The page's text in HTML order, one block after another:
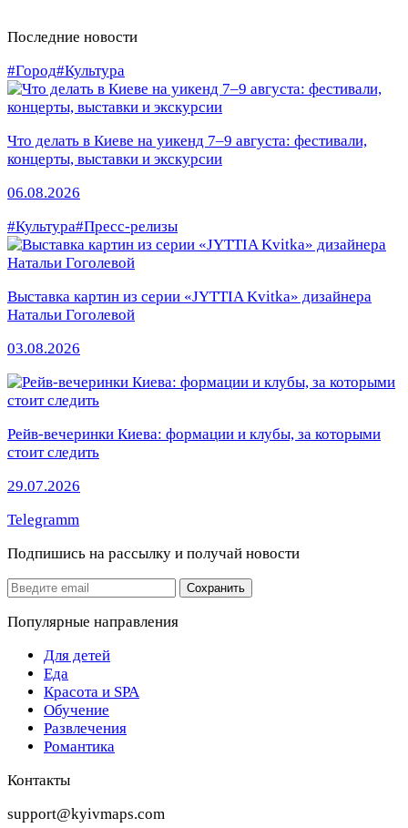
Последние новости
#Город#Культура
Что делать в Киеве на уикенд 7–9 августа: фестивали,
концерты, выставки и экскурсии
06.08.2026
#Культура#Пресс-релизы
Выставка картин из серии «JYTTIA Kvitka» дизайнера
Натальи Гоголевой
03.08.2026
Рейв-вечеринки Киева: формации и клубы, за которыми
стоит следить
29.07.2026
Telegramm
Подпишись на рассылку и получай новости
Email
Сохранить
Популярные направления
Для детей
Еда
Красота и SPA
Обучение
Развлечения
Романтика
Контакты
support@kyivmaps.com